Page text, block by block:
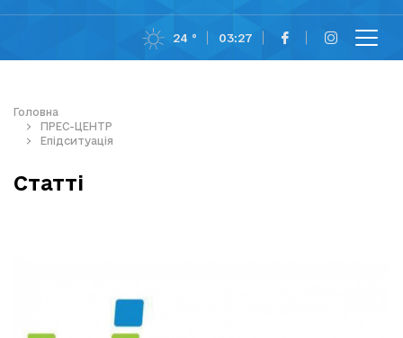
24 ° 03:27
Головна
ПРЕС-ЦЕНТР
Епідситуація
Статті